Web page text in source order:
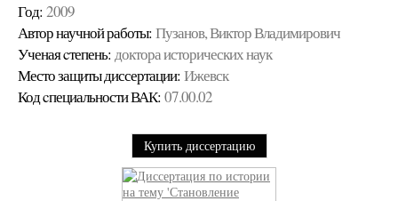
Год: 2009
Автор научной работы: Пузанов, Виктор Владимирович
Ученая cтепень: доктора исторических наук
Место защиты диссертации: Ижевск
Код cпециальности ВАК: 07.00.02
Купить диссертацию